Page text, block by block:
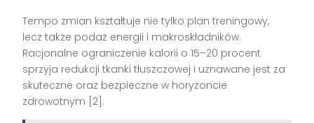
Tempo zmian kształtuje nie tylko plan treningowy,
lecz także podaż energii i makroskładników.
Racjonalne ograniczenie kalorii o 15–20 procent
sprzyja redukcji tkanki tłuszczowej i uznawane jest za
skuteczne oraz bezpieczne w horyzoncie
zdrowotnym [2].